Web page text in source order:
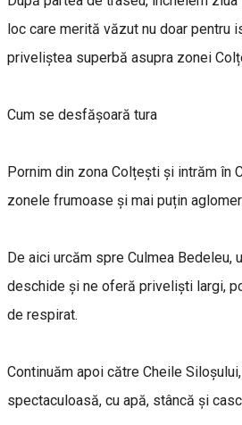
loc care merită văzut nu doar pentru
priveliștea superbă asupra zonei
Cum se desfășoară tura
Pornim din zona Colțești și intrăm în
zonele frumoase și mai puțin
De aici urcăm spre Culmea Bedeleu,
deschide și ne oferă priveliști largi,
de respirat.
Continuăm apoi către Cheile
spectaculoasă, cu apă, stâncă și